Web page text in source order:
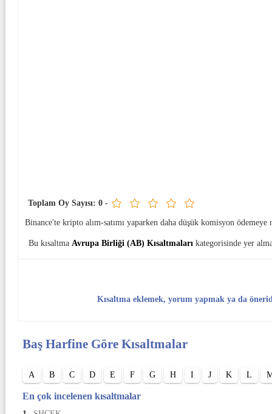
Toplam Oy Sayısı: 0-
Binance'te kripto alım-satımı yaparken daha düşük komisyon ödemeye
Bu kısaltma Avrupa Birliği (AB) Kısaltmaları kategorisinde yer
Kısaltma eklemek, yorum yapmak ya da
Baş Harfine Göre Kısaltmalar
A B C D E F G H I J K L
En çok incelenen kısaltmalar